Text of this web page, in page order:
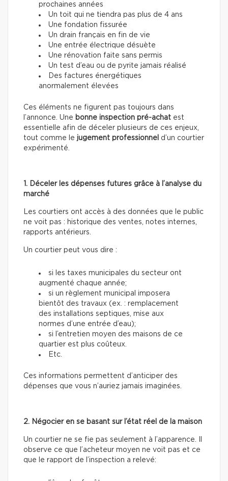
prochaines années
Un toit qui ne tiendra pas plus de 4 ans
Une fondation fissurée
Un drain français en fin de vie
Une entrée électrique désuète
Une rénovation faite sans permis
Un test d’eau ou de pyrite jamais réalisé
Des factures énergétiques
anormalement élevées
Ces éléments ne figurent pas toujours dans
l’annonce. Une bonne inspection pré-achat est
essentielle afin de déceler plusieurs de ces enjeux,
tout comme le jugement professionnel d’un courtier
expérimenté.
1. Déceler les dépenses futures grâce à l’analyse du
marché
Les courtiers ont accès à des données que le public
ne voit pas : historique des ventes, notes internes,
rapports antérieurs.
Un courtier peut vous dire :
si les taxes municipales du secteur ont
augmenté chaque année;
si un règlement municipal imposera
bientôt des travaux (ex. : remplacement
des installations septiques, mise aux
normes d’une entrée d’eau);
si l’entretien moyen des maisons de ce
quartier est plus coûteux.
Etc.
Ces informations permettent d’anticiper des
dépenses que vous n’auriez jamais imaginées.
2. Négocier en se basant sur l’état réel de la maison
Un courtier ne se fie pas seulement à l’apparence. Il
observe ce que l’acheteur moyen ne voit pas et ce
que le rapport de l’inspection a relevé: